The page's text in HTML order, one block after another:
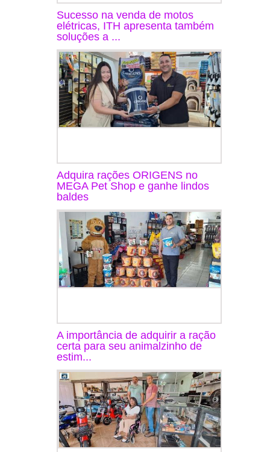
Sucesso na venda de motos
elétricas, ITH apresenta também
soluções a ...
Adquira rações ORIGENS no
MEGA Pet Shop e ganhe lindos
baldes
A importância de adquirir a ração
certa para seu animalzinho de
estim...